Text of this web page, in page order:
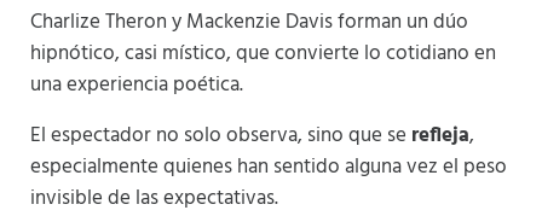
Charlize Theron y Mackenzie Davis forman un dúo
hipnótico, casi místico, que convierte lo cotidiano en
una experiencia poética.
El espectador no solo observa, sino que se refleja,
especialmente quienes han sentido alguna vez el peso
invisible de las expectativas.